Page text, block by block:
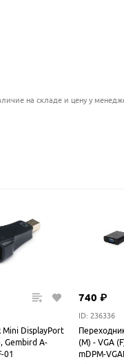
на складе и цену у
Mini DisplayPort
Gembird A-
01
740 ₽
ID: 236336
(M) - VGA
mDPM-